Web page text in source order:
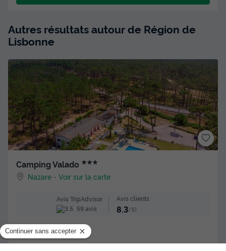
Autres résultats autour de Région de
Lisbonne
Camping Valado ★★★
Nazare -Voir sur la carte
Avis TripAdvisor
59 avis
Avis clients
8.3/10
Bord de mer